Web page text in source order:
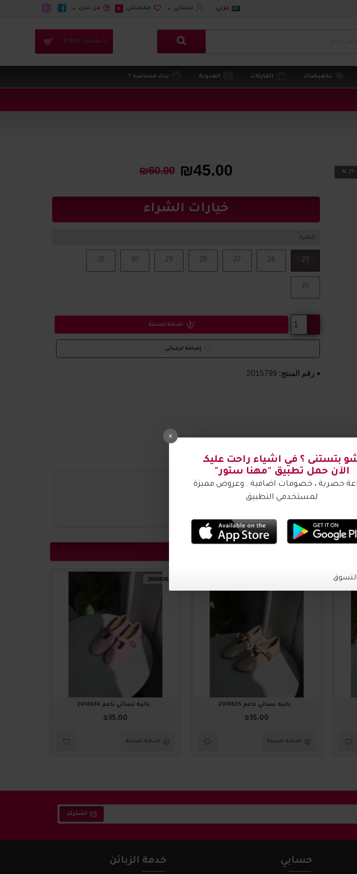
عربي حسابي مفضلتي 0 من نحن
0 منتجات - ₪0.00
تخفيضات الماركات المدونة بدك مساعدة ؟
-25 %
رقم المنتج: 2015799
₪45.00
₪60.00
خيارات الشراء
النمرة
25
26
27
28
29
30
31
35
اضافة للسلة
إضافة لرغباتي
باليه نسائي ناعم 2016635
₪35.00
اضافة للسلة
2016636
باليه نسائي ناعم 2016636
₪35.00
اضافة للسلة
اشترك
حسابي خدمة الزبائن